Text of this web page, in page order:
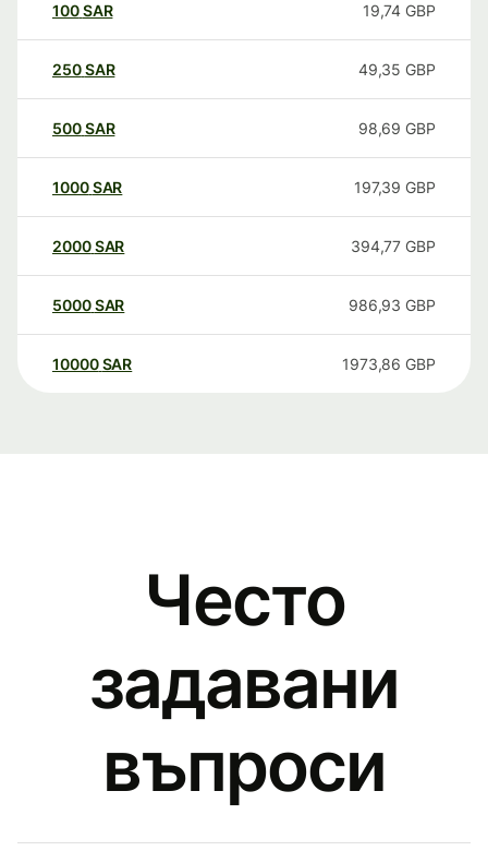
100SAR 19,74 GBP
250SAR 49,35 GBP
500SAR 98,69 GBP
1000SAR 197,39 GBP
2000SAR 394,77 GBP
5000SAR 986,93 GBP
10000 SAR 1973,86 GBP
Често
задавани
въпроси